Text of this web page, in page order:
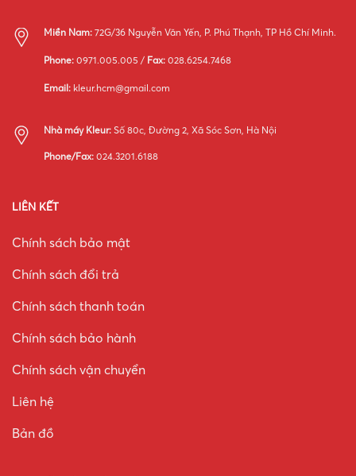
Miền Nam: 72G/36 Nguyễn Văn Yến, P. Phú Thạnh, TP Hồ Chí Minh.
Phone: 0971.005.005 / Fax: 028.6254.7468
Email: kleur.hcm@gmail.com
Nhà máy Kleur: Số 80c, Đường 2, Xã Sóc Sơn, Hà Nội
Phone/Fax: 024.3201.6188
LIÊN KẾT
Chính sách bảo mật
Chính sách đổi trả
Chính sách thanh toán
Chính sách bảo hành
Chính sách vận chuyển
Liên hệ
Bản đồ